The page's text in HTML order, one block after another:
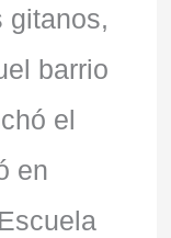
gitanos,
barrio
el
en